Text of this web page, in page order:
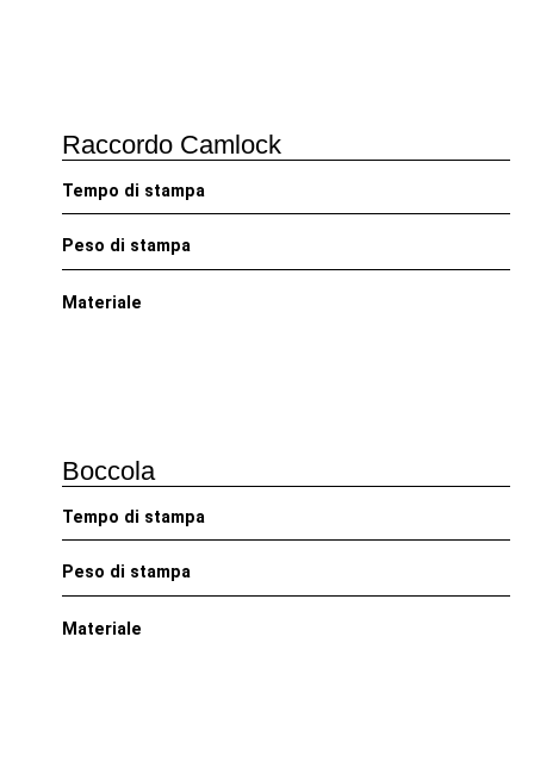
Raccordo Camlock
Tempo di stampa
Peso di stampa
Materiale
Boccola
Tempo di stampa
Peso di stampa
Materiale